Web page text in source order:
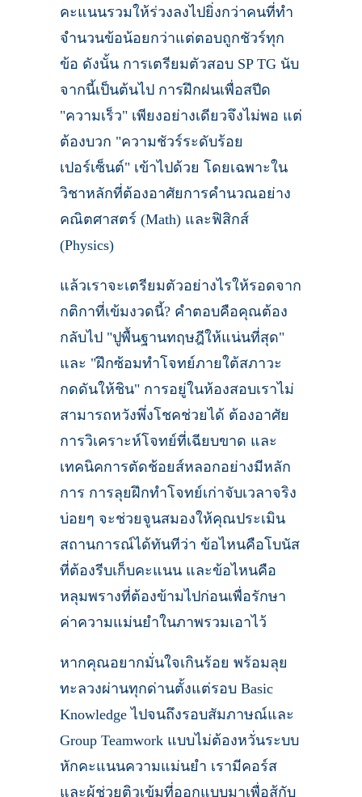
คะแนนรวมให้ร่วงลงไปยิ่งกว่าคนที่ทำ
จำนวนข้อน้อยกว่าแต่ตอบถูกชัวร์ทุก
ข้อ ดังนั้น การเตรียมตัวสอบ SP TG นับ
จากนี้เป็นต้นไป การฝึกฝนเพื่อสปีด
"ความเร็ว" เพียงอย่างเดียวจึงไม่พอ แต่
ต้องบวก "ความชัวร์ระดับร้อย
เปอร์เซ็นต์" เข้าไปด้วย โดยเฉพาะใน
วิชาหลักที่ต้องอาศัยการคำนวณอย่าง
คณิตศาสตร์ (Math) และฟิสิกส์
(Physics)
แล้วเราจะเตรียมตัวอย่างไรให้รอดจาก
กติกาที่เข้มงวดนี้? คำตอบคือคุณต้อง
กลับไป "ปูพื้นฐานทฤษฎีให้แน่นที่สุด"
และ "ฝึกซ้อมทำโจทย์ภายใต้สภาวะ
กดดันให้ชิน" การอยู่ในห้องสอบเราไม่
สามารถหวังพึ่งโชคช่วยได้ ต้องอาศัย
การวิเคราะห์โจทย์ที่เฉียบขาด และ
เทคนิคการตัดช้อยส์หลอกอย่างมีหลัก
การ การลุยฝึกทำโจทย์เก่าจับเวลาจริง
บ่อยๆ จะช่วยจูนสมองให้คุณประเมิน
สถานการณ์ได้ทันทีว่า ข้อไหนคือโบนัส
ที่ต้องรีบเก็บคะแนน และข้อไหนคือ
หลุมพรางที่ต้องข้ามไปก่อนเพื่อรักษา
ค่าความแม่นยำในภาพรวมเอาไว้
หากคุณอยากมั่นใจเกินร้อย พร้อมลุย
ทะลวงผ่านทุกด่านตั้งแต่รอบ Basic
Knowledge ไปจนถึงรอบสัมภาษณ์และ
Group Teamwork แบบไม่ต้องหวั่นระบบ
หักคะแนนความแม่นยำ เรามีคอร์ส
และผู้ช่วยติวเข้มที่ออกแบบมาเพื่อสู้กับ